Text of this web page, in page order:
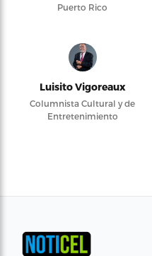
Puerto Rico
Luisito Vigoreaux
Columnista Cultural y de
Entretenimiento